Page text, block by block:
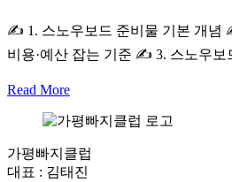
✍ 1. 스노우보드 준비물 기본 개념
비용·예산 잡는 기준 ✍ 3. 스노우보
Read More
가평빠지클럽
대표 : 김태진